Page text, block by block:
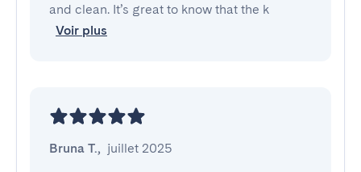
and clean. It’s great to know that the k
Voir plus
Bruna T., juillet 2025